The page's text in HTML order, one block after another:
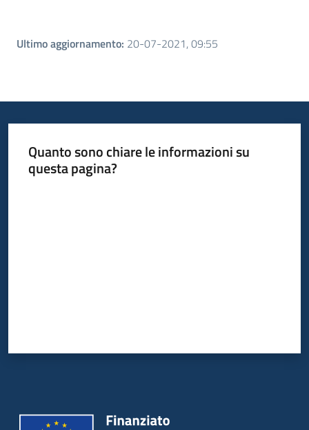
Ultimo aggiornamento: 20-07-2021, 09:55
Quanto sono chiare le informazioni su
questa pagina?